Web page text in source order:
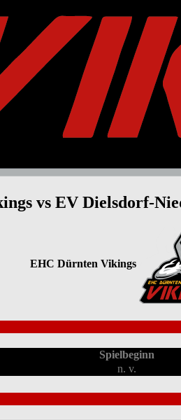
vs EV Dielsdorf-
EHC Dürnten Vikings
Spielbeginn
n. v.